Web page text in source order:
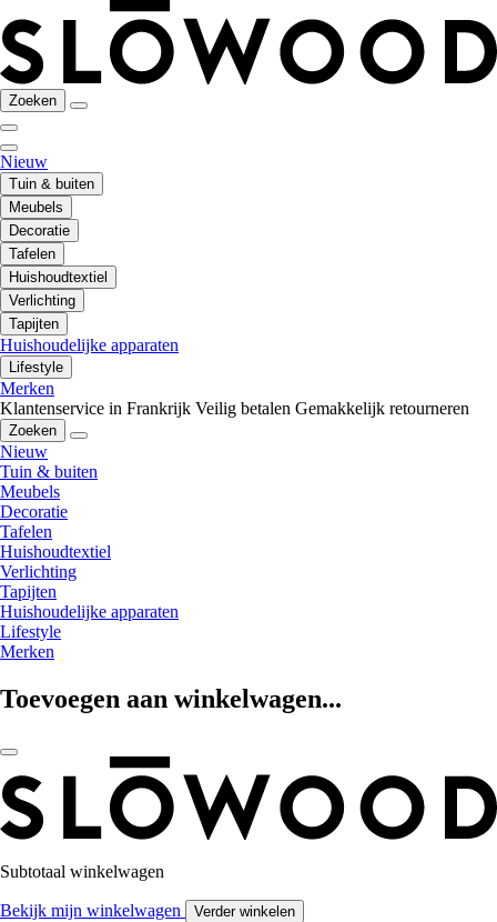
Zoeken
Nieuw
Tuin & buiten
Meubels
Decoratie
Tafelen
Huishoudtextiel
Verlichting
Tapijten
Huishoudelijke apparaten
Lifestyle
Merken
Klantenservice in Frankrijk Veilig betalen Gemakkelijk retourneren
Zoeken
Nieuw
Tuin & buiten
Meubels
Decoratie
Tafelen
Huishoudtextiel
Verlichting
Tapijten
Huishoudelijke apparaten
Lifestyle
Merken
Toevoegen aan winkelwagen...
Subtotaal winkelwagen
Bekijk mijn winkelwagen Verder winkelen